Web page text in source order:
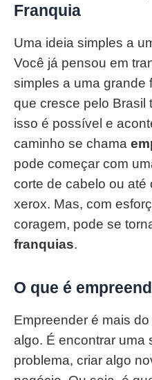
Franquia
Uma ideia simples a
Você já pensou em
simples a uma grande
que cresce pelo Brasil
isso é possível e
caminho se chama
pode começar com
corte de cabelo ou até
xerox. Mas, com
coragem, pode se
franquias.
O que é
Empreender é mais
algo. É encontrar uma
problema, criar algo